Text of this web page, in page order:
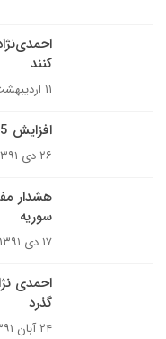
کنند
۱۱ اردیبهشت ۱۳۹۲
افزایش 75 میلیون نفری بیکاران اروپا
۲۶ دی ۱۳۹۱
هشدار
سوریه
۱۷ دی ۱۳۹۱
احمدی
گذرد
۲۴ آبان ۱۳۹۱